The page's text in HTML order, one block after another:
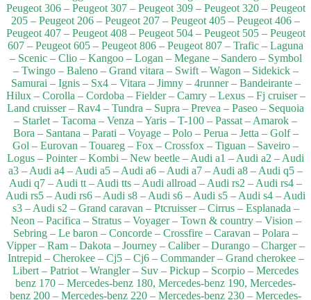
Peugeot 306 – Peugeot 307 – Peugeot 309 – Peugeot 320 – Peugeot
205 – Peugeot 206 – Peugeot 207 – Peugeot 405 – Peugeot 406 –
Peugeot 407 – Peugeot 408 – Peugeot 504 – Peugeot 505 – Peugeot
607 – Peugeot 605 – Peugeot 806 – Peugeot 807 – Trafic – Laguna
– Scenic – Clio – Kangoo – Logan – Megane – Sandero – Symbol
– Twingo – Baleno – Grand vitara – Swift – Wagon – Sidekick –
Samurai – Ignis – Sx4 – Vitara – Jimny – 4runner – Bandeirante –
Hilux – Corolla – Cordoba – Fielder – Camry – Lexus – Fj cruiser –
Land cruisser – Rav4 – Tundra – Supra – Prevea – Paseo – Sequoia
– Starlet – Tacoma – Venza – Yaris – T-100 – Passat – Amarok –
Bora – Santana – Parati – Voyage – Polo – Perua – Jetta – Golf –
Gol – Eurovan – Touareg – Fox – Crossfox – Tiguan – Saveiro –
Logus – Pointer – Kombi – New beetle – Audi a1 – Audi a2 – Audi
a3 – Audi a4 – Audi a5 – Audi a6 – Audi a7 – Audi a8 – Audi q5 –
Audi q7 – Audi tt – Audi tts – Audi allroad – Audi rs2 – Audi rs4 –
Audi rs5 – Audi rs6 – Audi s8 – Audi s6 – Audi s5 – Audi s4 – Audi
s3 – Audi s2 – Grand caravan – Ptcruisser – Cirrus – Esplanada –
Neon – Pacifica – Stratus – Voyager – Town & country – Vision –
Sebring – Le baron – Concorde – Crossfire – Caravan – Polara –
Vipper – Ram – Dakota – Journey – Caliber – Durango – Charger –
Intrepid – Cherokee – Cj5 – Cj6 – Commander – Grand cherokee –
Libert – Patriot – Wrangler – Suv – Pickup – Scorpio – Mercedes
benz 170 – Mercedes-benz 180, Mercedes-benz 190, Mercedes-
benz 200 – Mercedes-benz 220 – Mercedes-benz 230 – Mercedes-